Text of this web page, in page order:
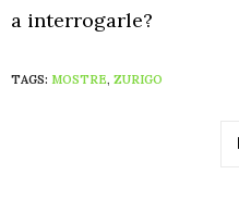
a interrogarle?
TAGS: MOSTRE, ZURIGO